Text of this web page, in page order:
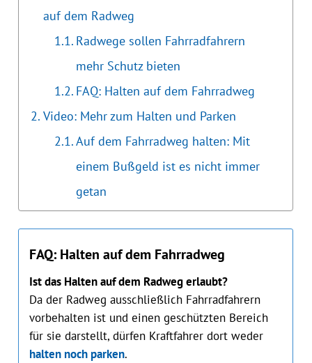
auf dem Radweg
Radwege sollen Fahrradfahrern
mehr Schutz bieten
FAQ: Halten auf dem Fahrradweg
Video: Mehr zum Halten und Parken
Auf dem Fahrradweg halten: Mit
einem Bußgeld ist es nicht immer
getan
FAQ: Halten auf dem Fahrradweg
Ist das Halten auf dem Radweg erlaubt?
Da der Radweg ausschließlich Fahrradfahrern
vorbehalten ist und einen geschützten Bereich
für sie darstellt, dürfen Kraftfahrer dort weder
halten noch parken.